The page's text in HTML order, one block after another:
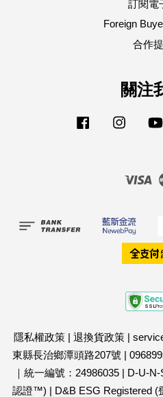
訂閱電
Foreign
合作
關注
Facebook
隱私權政策| 退換貨政策|
東縣長治鄉潭頭路207號 |
｜統一編號：24986035| D-U-
認證™) | D&B ESG Registered (